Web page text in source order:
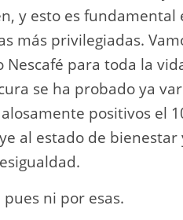
y esto es fundamental
más privilegiadas.
Nescafé para toda la
se ha probado ya
positivos el
al estado de
pues ni por esas.